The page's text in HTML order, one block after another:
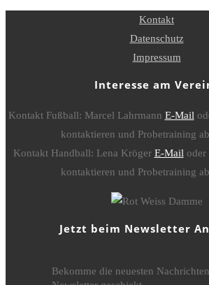
Kontakt
Datenschutz
Impressum
Interesse am
Kontakt Fußball: Marcel Lahrmann E-Mail
kontaktieren und Probetraining
Kontakt Handball: Lena Kröger E-Mail oder
kontaktieren und Probetraining
Jetzt beim Newsletter
Bekomme die neuesten